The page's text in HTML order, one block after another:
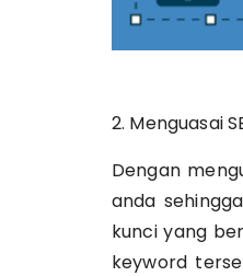
2. Menguasai
Dengan
anda
kunci yang
keyword